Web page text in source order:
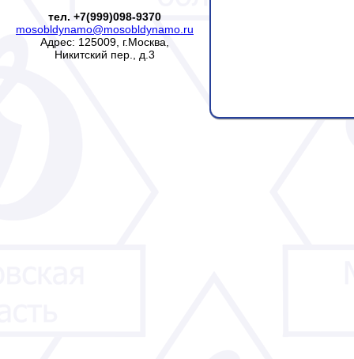
тел. +7(999)098-9370
mosobldynamo@mosobldynamo.ru
Адрес: 125009, г.Москва,
Никитский пер., д.3